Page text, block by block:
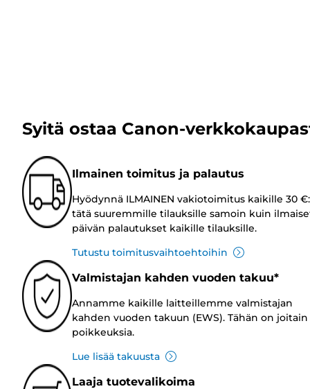
Syitä ostaa Canon-
Ilmainen toimitus ja palautus
Hyödynnä ILMAINEN vakiotoimitus kaikille 30
tätä suuremmille tilauksille samoin kuin
päivän palautukset kaikille tilauksille.
Tutustu toimitusvaihtoehtoihin
Valmistajan kahden vuoden takuu*
Annamme kaikille laitteillemme valmistajan
kahden vuoden takuun (EWS). Tähän on joitain
poikkeuksia.
Lue lisää takuusta
Laaja tuotevalikoima